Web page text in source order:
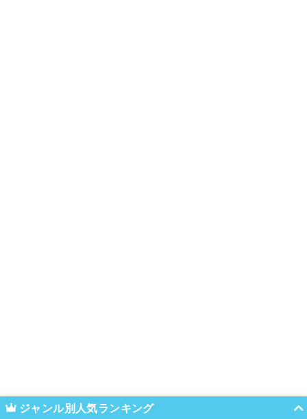
ジャンル別人気ランキング